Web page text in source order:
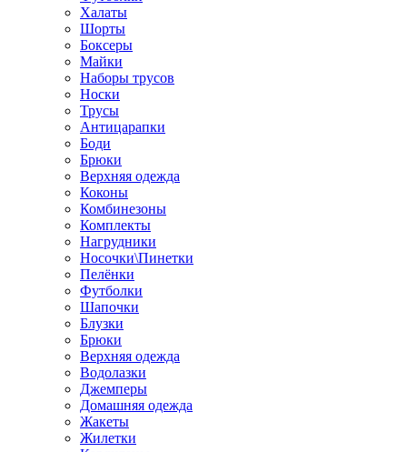
Халаты
Шорты
Боксеры
Майки
Наборы трусов
Носки
Трусы
Антицарапки
Боди
Брюки
Верхняя одежда
Коконы
Комбинезоны
Комплекты
Нагрудники
Носочки\Пинетки
Пелёнки
Футболки
Шапочки
Блузки
Брюки
Верхняя одежда
Водолазки
Джемперы
Домашняя одежда
Жакеты
Жилетки